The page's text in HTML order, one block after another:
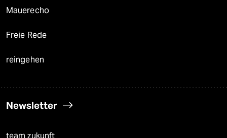
Mauerecho
Freie Rede
reingehen
Newsletter
team zukunft